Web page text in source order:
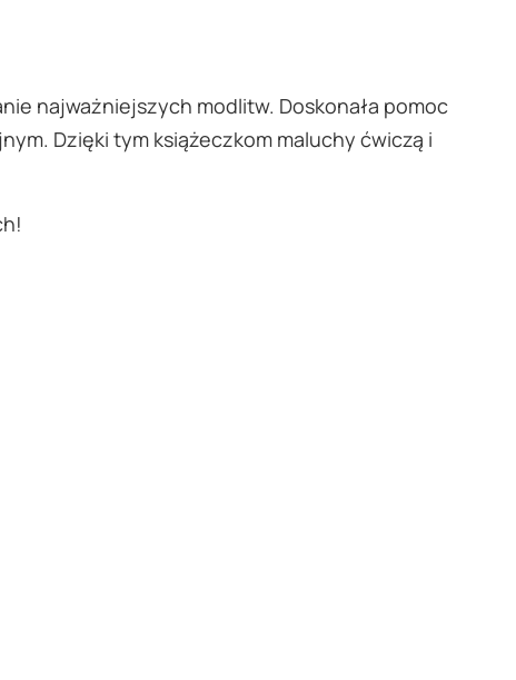
najważniejszych modlitw. Doskonała pomoc
Dzięki tym książeczkom maluchy ćwiczą i